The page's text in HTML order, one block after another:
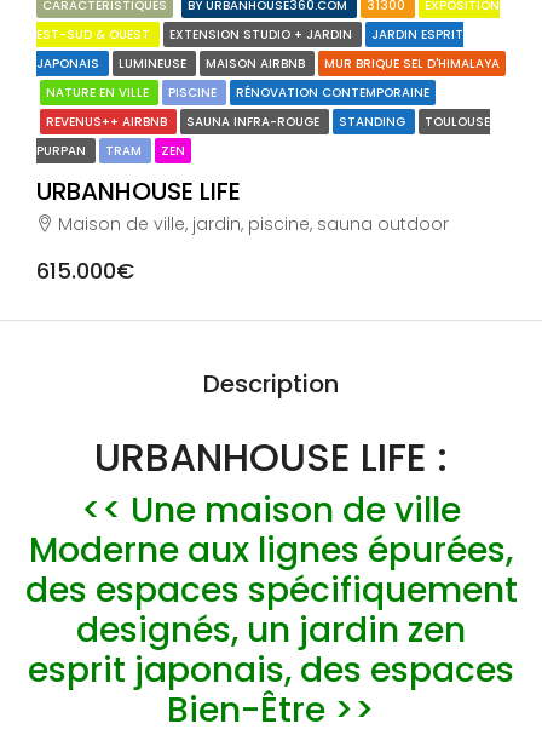
CARACTÉRISTIQUES BY URBANHOUSE360.COM 31300
EXPOSITION
EST-SUD & OUEST
EXTENSION STUDIO + JARDIN
JARDIN ESPRIT
JAPONAIS
LUMINEUSE MAISON AIRBNB
MUR BRIQUE SEL D'HIMALAYA
NATURE EN VILLE
PISCINE
RÉNOVATION CONTEMPORAINE
REVENUS++ AIRBNB
SAUNA INFRA-ROUGE STANDING
TOULOUSE
PURPAN
TRAM ZEN
URBANHOUSE LIFE
Maison de ville, jardin, piscine, sauna outdoor
615.000€
Description
URBANHOUSE LIFE :
<< Une maison de ville
Moderne aux lignes épurées,
des espaces spécifiquement
designés, un jardin zen
esprit japonais, des espaces
Bien-Être >>